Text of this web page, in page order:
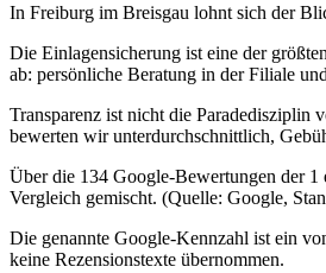
In Freiburg im Breisgau lohnt sich der
Die Einlagensicherung ist eine der
ab: persönliche Beratung in der Filiale
Transparenz ist nicht die Paradedisziplin
bewerten wir unterdurchschnittlich,
Über die 134 Google-Bewertungen der
Vergleich gemischt. (Quelle: Google,
Die genannte Google-Kennzahl ist ein
keine Rezensionstexte übernommen.